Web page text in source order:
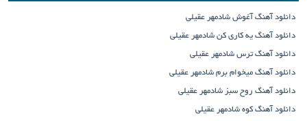
دانلود آهنگ آغوش شادمهر عقیلی
دانلود آهنگ یه کاری کن شادمهر عقیلی
دانلود آهنگ ترس شادمهر عقیلی
دانلود آهنگ میخوام برم شادمهر عقیلی
دانلود آهنگ روح سبز شادمهر عقیلی
دانلود آهنگ کوه شادمهر عقیلی